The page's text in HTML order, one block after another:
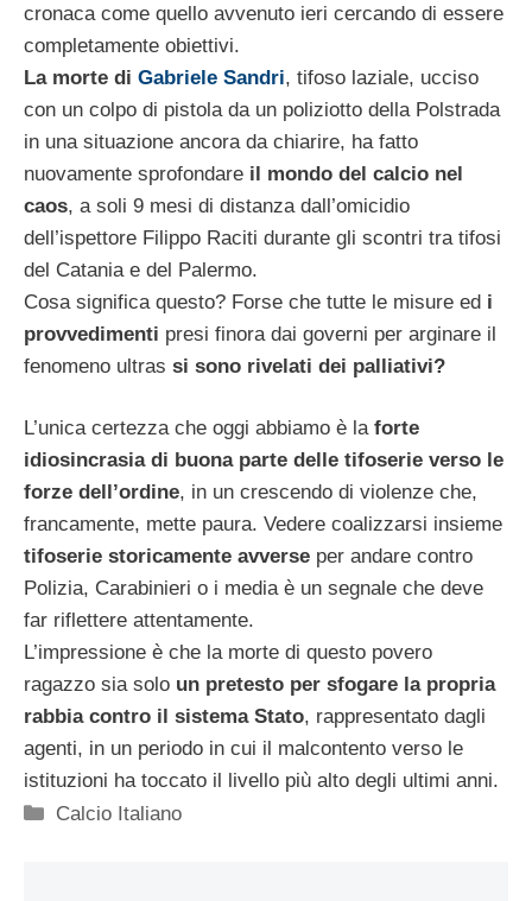
cronaca come quello avvenuto ieri cercando di essere
completamente obiettivi.
La morte di Gabriele Sandri, tifoso laziale, ucciso
con un colpo di pistola da un poliziotto della Polstrada
in una situazione ancora da chiarire, ha fatto
nuovamente sprofondare il mondo del calcio nel
caos, a soli 9 mesi di distanza dall’omicidio
dell’ispettore Filippo Raciti durante gli scontri tra tifosi
del Catania e del Palermo.
Cosa significa questo? Forse che tutte le misure ed i
provvedimenti presi finora dai governi per arginare il
fenomeno ultras si sono rivelati dei palliativi?
L’unica certezza che oggi abbiamo è la forte
idiosincrasia di buona parte delle tifoserie verso le
forze dell’ordine, in un crescendo di violenze che,
francamente, mette paura. Vedere coalizzarsi insieme
tifoserie storicamente avverse per andare contro
Polizia, Carabinieri o i media è un segnale che deve
far riflettere attentamente.
L’impressione è che la morte di questo povero
ragazzo sia solo un pretesto per sfogare la propria
rabbia contro il sistema Stato, rappresentato dagli
agenti, in un periodo in cui il malcontento verso le
istituzioni ha toccato il livello più alto degli ultimi anni.
Categorie
Calcio Italiano